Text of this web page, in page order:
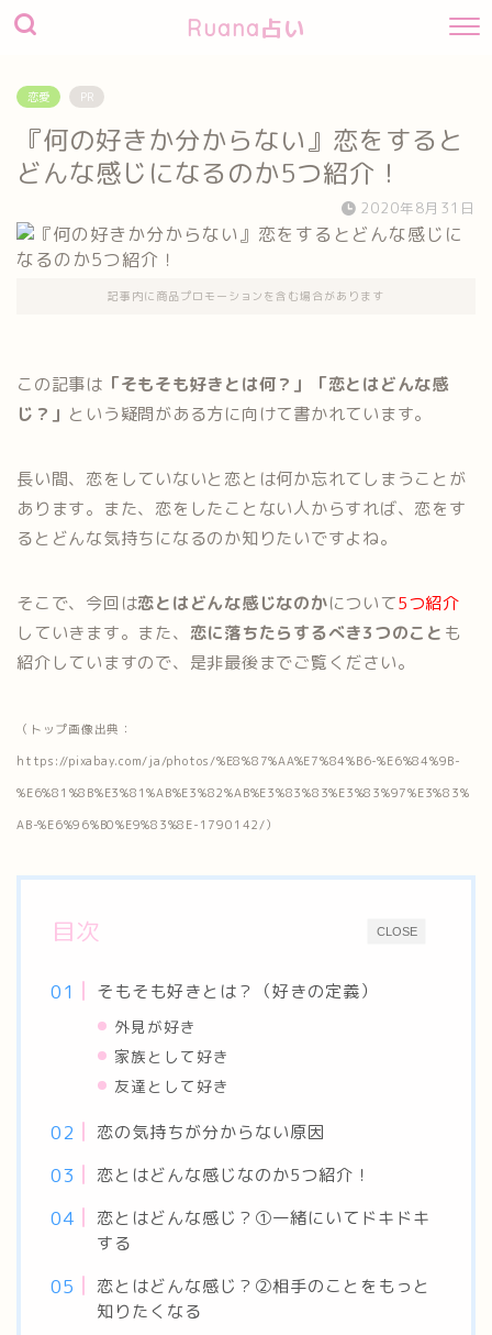
Ruana占い
恋愛 PR
『何の好きか分からない』恋をすると
どんな感じになるのか5つ紹介！
2020年8月31日
記事内に商品プロモーションを含む場合があります
この記事は 「そもそも好きとは何？」「恋とはどんな感
じ？」 という疑問がある方に向けて書かれています。
長い間、恋をしていないと恋とは何か忘れてしまうことが
あります。また、恋をしたことない人からすれば、恋をす
るとどんな気持ちになるのか知りたいですよね。
そこで、今回は恋とはどんな感じなのかについて5つ紹介
していきます。また、 恋に落ちたらするべき3つのこと も
紹介していますので、是非最後までご覧ください。
（トップ画像出典：
https://pixabay.com/ja/photos/%E8%87%AA%E7%84%B6-%E6%84%9B-
%E6%81%8B%E3%81%AB%E3%82%AB%E3%83%83%E3%83%97%E3%83%
AB-%E6%96%B0%E9%83%8E-1790142/）
CLOSE
目次
そもそも好きとは？（好きの定義）
外見が好き
家族として好き
友達として好き
恋の気持ちが分からない原因
恋とはどんな感じなのか5つ紹介！
恋とはどんな感じ？①一緒にいてドキドキ
する
恋とはどんな感じ？②相手のことをもっと
知りたくなる